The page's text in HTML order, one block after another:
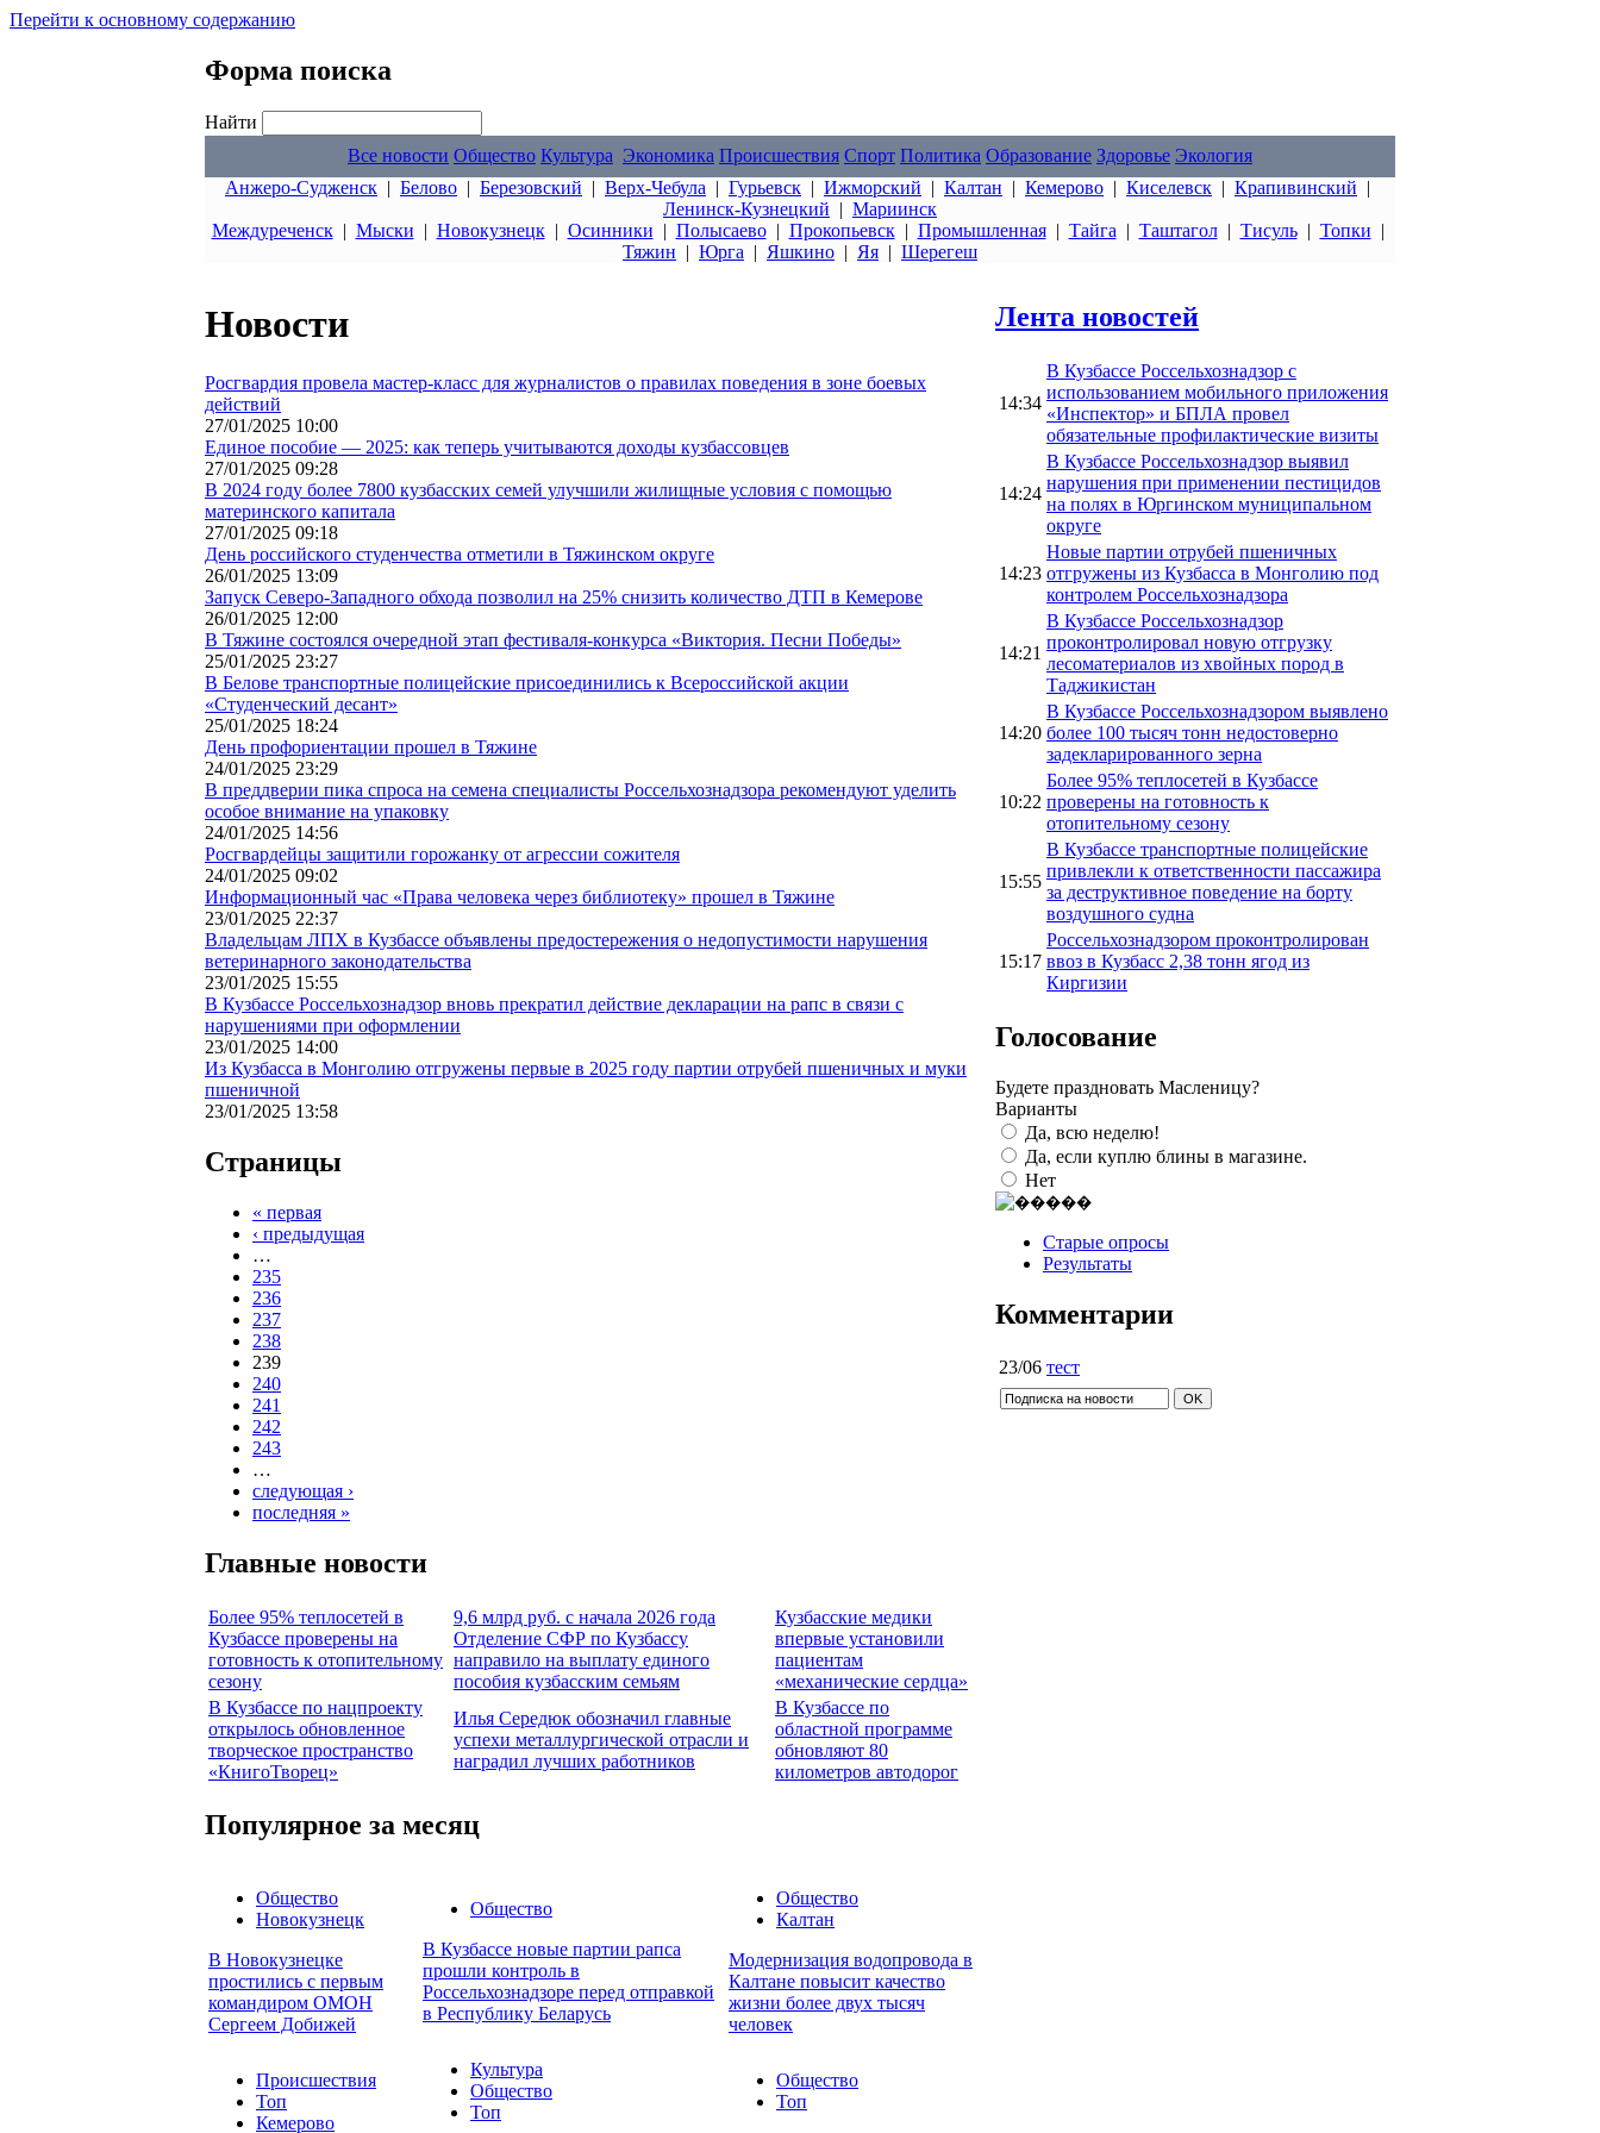
Перейти к основному содержанию
Форма поиска
Найти
Все новости Общество Культура Экономика Происшествия Спорт Политика Образование Здоровье Экология
Анжеро-Судженск | Белово | Березовский | Верх-Чебула | Гурьевск | Ижморский | Калтан | Кемерово | Киселевск | Крапивинский |
Ленинск-Кузнецкий | Мариинск
Междуреченск| Мыски | Новокузнецк| Осинники | Полысаево| Прокопьевск| Промышленная| Тайга | Таштагол| Тисуль| Топки |
Тяжин | Юрга | Яшкино | Яя | Шерегеш
Новости
Росгвардия провела мастер-класс для журналистов о правилах поведения в зоне боевых
действий
27/01/2025 10:00
Единое пособие — 2025: как теперь учитываются доходы кузбассовцев
27/01/2025 09:28
В 2024 году более 7800 кузбасских семей улучшили жилищные условия с помощью
материнского капитала
27/01/2025 09:18
День российского студенчества отметили в Тяжинском округе
26/01/2025 13:09
Запуск Северо-Западного обхода позволил на 25% снизить количество ДТП в Кемерове
26/01/2025 12:00
В Тяжине состоялся очередной этап фестиваля-конкурса «Виктория. Песни Победы»
25/01/2025 23:27
В Белове транспортные полицейские присоединились к Всероссийской акции
«Студенческий десант»
25/01/2025 18:24
День профориентации прошел в Тяжине
24/01/2025 23:29
В преддверии пика спроса на семена специалисты Россельхознадзора рекомендуют уделить
особое внимание на упаковку
24/01/2025 14:56
Росгвардейцы защитили горожанку от агрессии сожителя
24/01/2025 09:02
Информационный час «Права человека через библиотеку» прошел в Тяжине
23/01/2025 22:37
Владельцам ЛПХ в Кузбассе объявлены предостережения о недопустимости нарушения
ветеринарного законодательства
23/01/2025 15:55
В Кузбассе Россельхознадзор вновь прекратил действие декларации на рапс в связи с
нарушениями при оформлении
23/01/2025 14:00
Из Кузбасса в Монголию отгружены первые в 2025 году партии отрубей пшеничных и муки
пшеничной
23/01/2025 13:58
Страницы
« первая
‹ предыдущая
…
235
236
237
238
239
240
241
242
243
…
следующая ›
последняя »
Главные новости
Более 95% теплосетей в
Кузбассе проверены на
готовность к отопительному
сезону
9,6 млрд руб. с начала 2026 года
Отделение СФР по Кузбассу
направило на выплату единого
пособия кузбасским семьям
Кузбасские медики
впервые установили
пациентам
«механические сердца»
В Кузбассе по нацпроекту
открылось обновленное
творческое пространство
«КнигоТворец»
Илья Середюк обозначил главные
успехи металлургической отрасли и
наградил лучших работников
В Кузбассе по
областной программе
обновляют 80
километров автодорог
Популярное за месяц
Общество
Новокузнецк
В Новокузнецке
простились с первым
командиром ОМОН
Сергеем Добижей
Общество
В Кузбассе новые партии рапса
прошли контроль в
Россельхознадзоре перед отправкой
в Республику Беларусь
Общество
Калтан
Модернизация водопровода в
Калтане повысит качество
жизни более двух тысяч
человек
Происшествия
Топ
Кемерово
Культура
Общество
Топ
Общество
Топ
Лента новостей
14:34
В Кузбассе Россельхознадзор с
использованием мобильного приложения
«Инспектор» и БПЛА провел
обязательные профилактические визиты
14:24
В Кузбассе Россельхознадзор выявил
нарушения при применении пестицидов
на полях в Юргинском муниципальном
округе
14:23
Новые партии отрубей пшеничных
отгружены из Кузбасса в Монголию под
контролем Россельхознадзора
14:21
В Кузбассе Россельхознадзор
проконтролировал новую отгрузку
лесоматериалов из хвойных пород в
Таджикистан
14:20
В Кузбассе Россельхознадзором выявлено
более 100 тысяч тонн недостоверно
задекларированного зерна
10:22
Более 95% теплосетей в Кузбассе
проверены на готовность к
отопительному сезону
15:55
В Кузбассе транспортные полицейские
привлекли к ответственности пассажира
за деструктивное поведение на борту
воздушного судна
15:17
Россельхознадзором проконтролирован
ввоз в Кузбасс 2,38 тонн ягод из
Киргизии
Голосование
Будете праздновать Масленицу?
Варианты
Да, всю неделю!
Да, если куплю блины в магазине.
Нет
Старые опросы
Результаты
Комментарии
23/06 тест